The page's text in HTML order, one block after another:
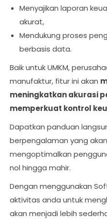
Menyajikan laporan
akurat,
Mendukung proses
berbasis data.
Baik untuk UMKM,
manufaktur, fitur ini akan
meningkatkan akurasi
memperkuat kontrol
Dapatkan panduan
berpengalaman yang
mengoptimalkan
nol hingga mahir.
Dengan menggunakan
aktivitas anda untuk
akan menjadi lebih